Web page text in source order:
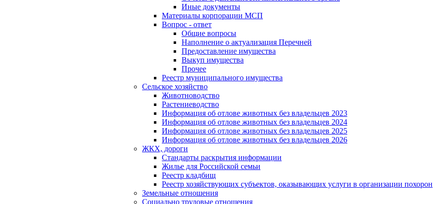
Иные документы
Материалы корпорации МСП
Вопрос - ответ
Общие вопросы
Наполнение о актуализация Перечней
Предоставление имущества
Выкуп имущества
Прочее
Реестр муниципального имущества
Сельское хозяйство
Животноводство
Растениеводство
Информация об отлове животных без владельцев 2023
Информация об отлове животных без владельцев 2024
Информация об отлове животных без владельцев 2025
Информация об отлове животных без владельцев 2026
ЖКХ, дороги
Стандарты раскрытия информации
Жилье для Российской семьи
Реестр кладбищ
Реестр хозяйствующих субъектов, оказывающих услуги в организации похорон
Земельные отношения
Социально трудовые отношения